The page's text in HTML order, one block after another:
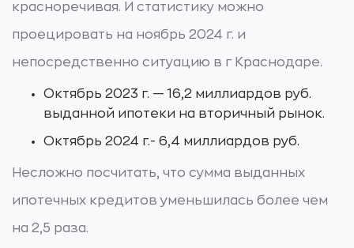
красноречивая. И статистику можно
проецировать на ноябрь 2024 г. и
непосредственно ситуацию в г Краснодаре.
Октябрь 2023 г. — 16,2 миллиардов руб.
выданной ипотеки на вторичный рынок.
Октябрь 2024 г.- 6,4 миллиардов руб.
Несложно посчитать, что сумма выданных
ипотечных кредитов уменьшилась более чем
на 2,5 раза.